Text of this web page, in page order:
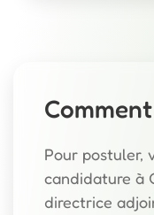
Pour postuler,
candidature à
directrice